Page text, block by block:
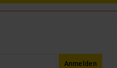
Anmelden